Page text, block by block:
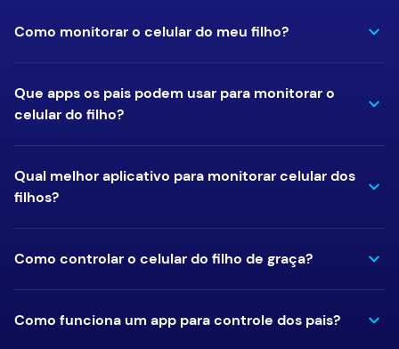
Como monitorar o celular do meu filho?
Que apps os pais podem usar para monitorar o
celular do filho?
Qual melhor aplicativo para monitorar celular dos
filhos?
Como controlar o celular do filho de graça?
Como funciona um app para controle dos pais?